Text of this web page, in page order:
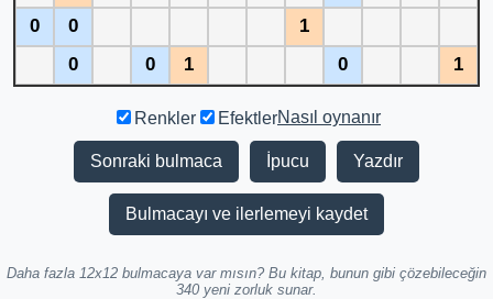
0
0
1
0
0 1 0 1
Renkler EfektlerNasıl oynanır
Sonraki bulmaca İpucu Yazdır
Bulmacayı ve ilerlemeyi kaydet
Daha fazla 12x12 bulmacaya var mısın? Bu kitap, bunun gibi çözebileceğin
340 yeni zorluk sunar.